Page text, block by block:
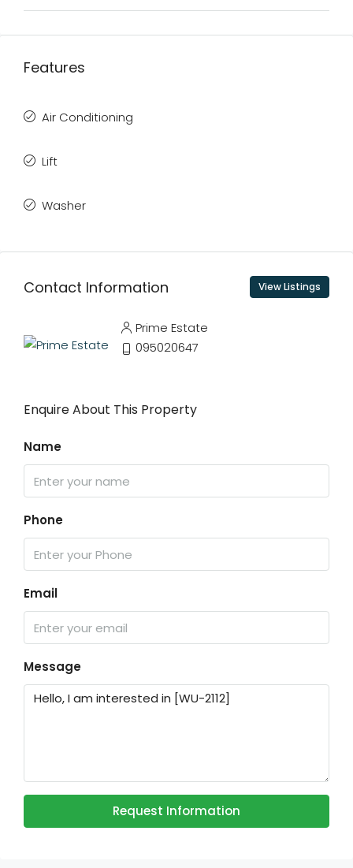
Features
Air Conditioning
Lift
Washer
Contact Information View Listings
Prime Estate
095020647
Enquire About This Property
Name
Phone
Email
Message
Request Information